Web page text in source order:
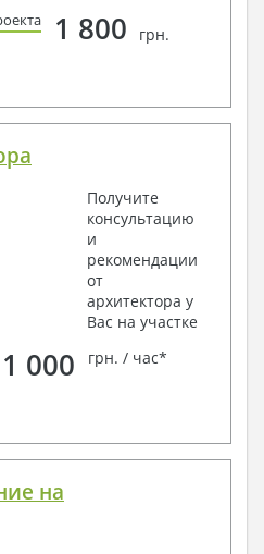
1 800 грн.
Получите
консультацию
и
рекомендации
от
архитектора у
Вас на участке
1 000 грн. / час*
на